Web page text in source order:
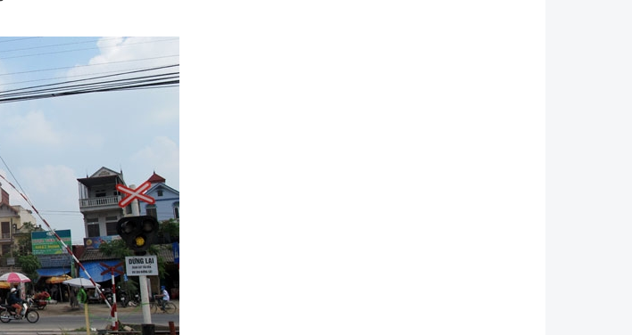
AI
thông
thông
dựng